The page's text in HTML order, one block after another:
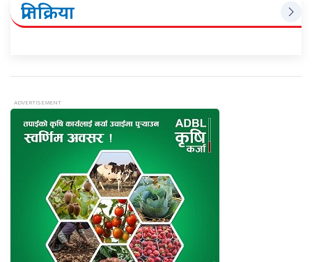
प्रतिक्रिया